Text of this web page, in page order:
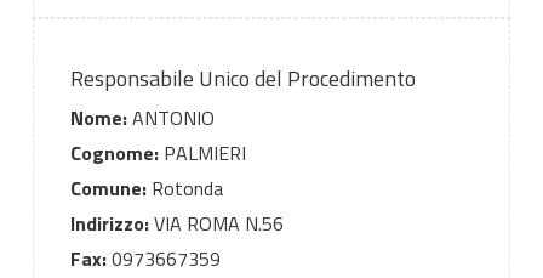
Responsabile Unico del Procedimento
Nome:ANTONIO
Cognome:PALMIERI
Comune:Rotonda
Indirizzo:VIA ROMA N.56
Fax:0973667359